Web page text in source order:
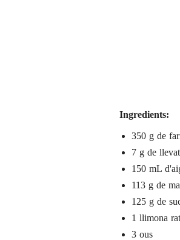
Ingredients:
350 g de
7 g de
150 mL
113 g de
125 g de
1 llimona
3 ous